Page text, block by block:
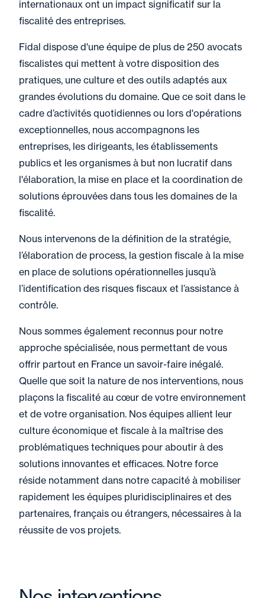
internationaux ont un impact significatif sur la
fiscalité des entreprises.
Fidal dispose d'une équipe de plus de 250 avocats
fiscalistes qui mettent à votre disposition des
pratiques, une culture et des outils adaptés aux
grandes évolutions du domaine. Que ce soit dans le
cadre d’activités quotidiennes ou lors d'opérations
exceptionnelles, nous accompagnons les
entreprises, les dirigeants, les établissements
publics et les organismes à but non lucratif dans
l'élaboration, la mise en place et la coordination de
solutions éprouvées dans tous les domaines de la
fiscalité.
Nous intervenons de la définition de la stratégie,
l’élaboration de process, la gestion fiscale à la mise
en place de solutions opérationnelles jusqu’à
l’identification des risques fiscaux et l’assistance à
contrôle.
Nous sommes également reconnus pour notre
approche spécialisée, nous permettant de vous
offrir partout en France un savoir-faire inégalé.
Quelle que soit la nature de nos interventions, nous
plaçons la fiscalité au cœur de votre environnement
et de votre organisation. Nos équipes allient leur
culture économique et fiscale à la maîtrise des
problématiques techniques pour aboutir à des
solutions innovantes et efficaces. Notre force
réside notamment dans notre capacité à mobiliser
rapidement les équipes pluridisciplinaires et des
partenaires, français ou étrangers, nécessaires à la
réussite de vos projets.